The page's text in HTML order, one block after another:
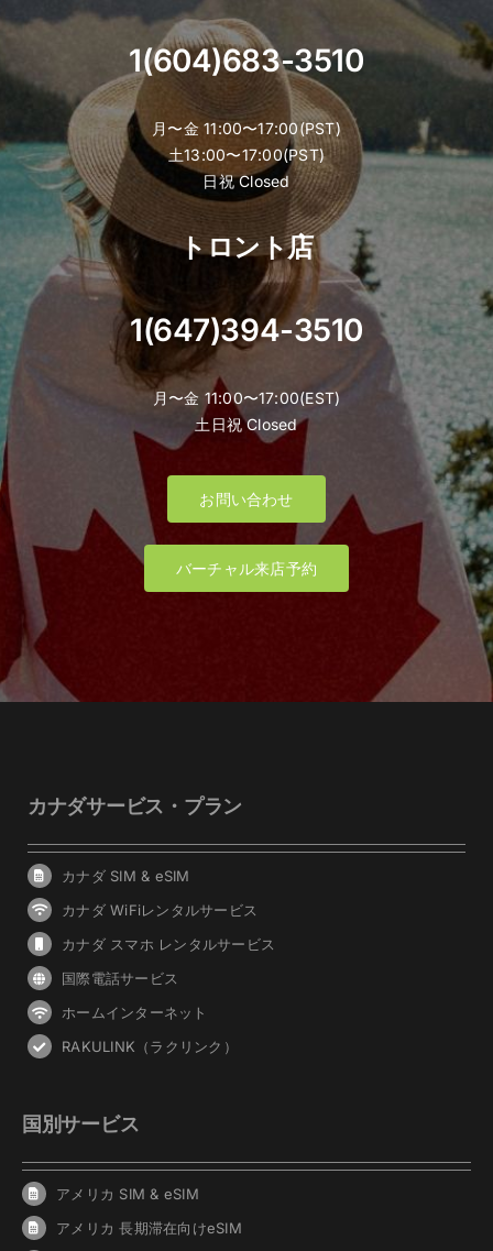
1(604)683-3510
月〜金 11:00〜17:00(PST)
土13:00〜17:00(PST)
日祝 Closed
トロント店
1(647)394-3510
月〜金 11:00〜17:00(EST)
土日祝 Closed
お問い合わせ
バーチャル来店予約
カナダサービス・プラン
カナダ SIM & eSIM
カナダ WiFiレンタルサービス
カナダ スマホ レンタルサービス
国際電話サービス
ホームインターネット
RAKULINK（ラクリンク）
国別サービス
アメリカ SIM & eSIM
アメリカ 長期滞在向けeSIM